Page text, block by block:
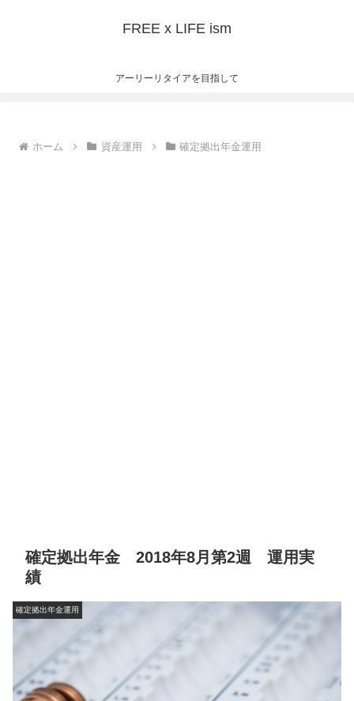
FREE x LIFE ism
アーリーリタイアを目指して
ホーム 資産運用 確定拠出年金運用
確定拠出年金 2018年8月第2週 運用実
績
確定拠出年金運用